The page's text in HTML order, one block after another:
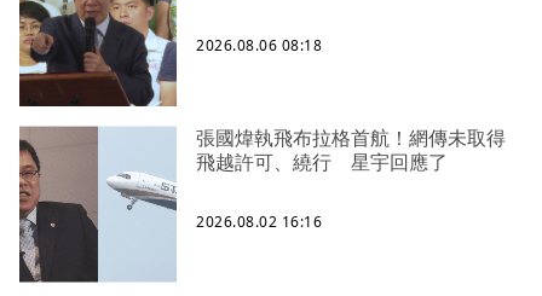
2026.08.06 08:18
張國煒執飛布拉格首航！網傳未取得
飛越許可、繞行 星宇回應了
2026.08.02 16:16